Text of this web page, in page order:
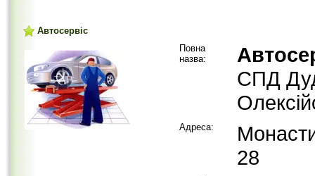
Автосервіс
Повна
назва:
СПД
Адреса:
28